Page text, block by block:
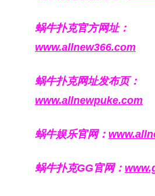
蜗牛扑克官方网址：
www.allnew366.com
蜗牛扑克网址发布页：
www.allnewpuke.com
蜗牛娱乐官网：
蜗牛扑克GG官网：